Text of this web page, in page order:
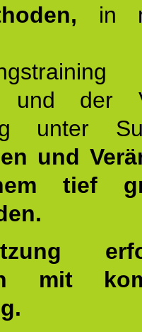
in
und der
unter
und
tief
mit